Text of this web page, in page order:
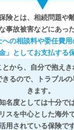
険とは、相続問題や
事故被害などにあっ
への相談料や委任費用
金」としてお支払する
から、自分で抱え
るので、トラブル
きます。
名度としては十分で
スを中心とした海外
用されている保険です